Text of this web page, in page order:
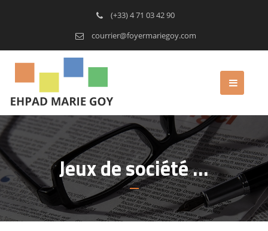
(+33) 4 71 03 42 90
courrier@foyermariegoy.com
Jeux de société …